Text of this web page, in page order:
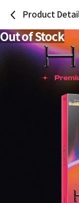
Product
Out of Stock